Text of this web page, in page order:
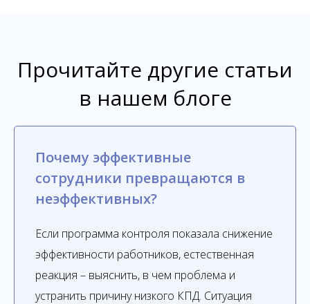
Прочитайте другие статьи
в нашем блоге
Почему эффективные
сотрудники превращаются в
неэффективных?
Если программа контроля показала снижение
эффективности работников, естественная
реакция – выяснить, в чем проблема и
устранить причину низкого КПД. Ситуация